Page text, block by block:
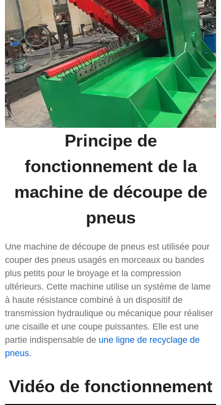
Principe de
fonctionnement de la
machine de découpe de
pneus
Une machine de découpe de pneus est utilisée pour
couper des pneus usagés en morceaux ou bandes
plus petits pour le broyage et la compression
ultérieurs. Cette machine utilise un système de lame
à haute résistance combiné à un dispositif de
transmission hydraulique ou mécanique pour réaliser
une cisaille et une coupe puissantes. Elle est une
partie indispensable de une ligne de recyclage de
pneus.
Vidéo de fonctionnement